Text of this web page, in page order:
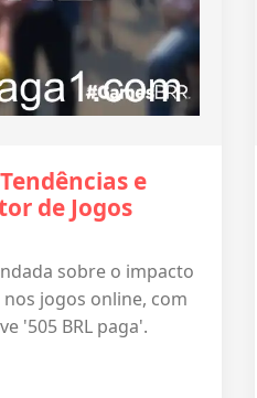
e
de Jogos
sobre o impacto
jogos online, com
'505 BRL paga'.